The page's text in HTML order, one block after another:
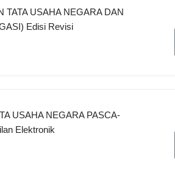
TATA USAHA NEGARA DAN
Edisi Revisi
USAHA NEGARA PASCA-
Elektronik